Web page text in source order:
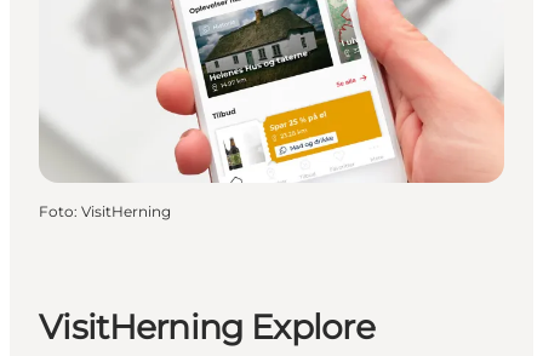
Foto: VisitHerning
VisitHerning Explore